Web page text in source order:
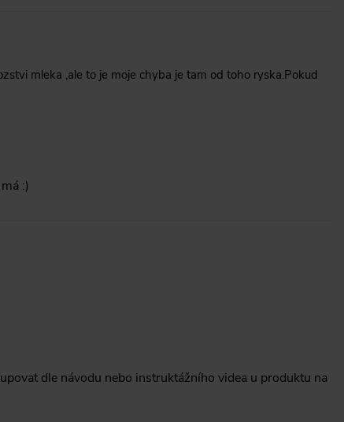
mleka ,ale to je moje chyba je tam od toho ryska.Pokud
:)
dle návodu nebo instruktážního videa u produktu na